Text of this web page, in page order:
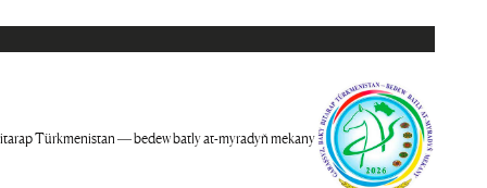
Türkmenistan — bedew batly at-myradyň mekany